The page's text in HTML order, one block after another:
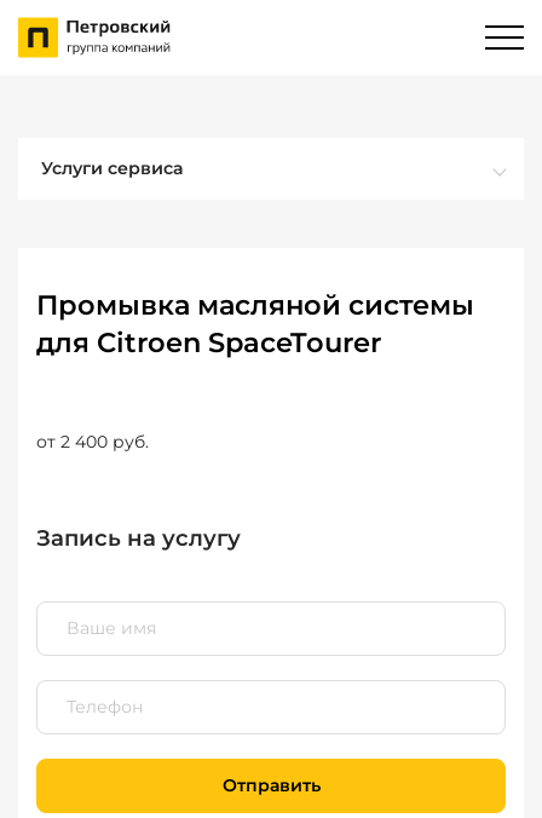
Услуги сервиса
Промывка масляной системы
для Citroen SpaceTourer
от 2 400 руб.
Запись на услугу
Отправить